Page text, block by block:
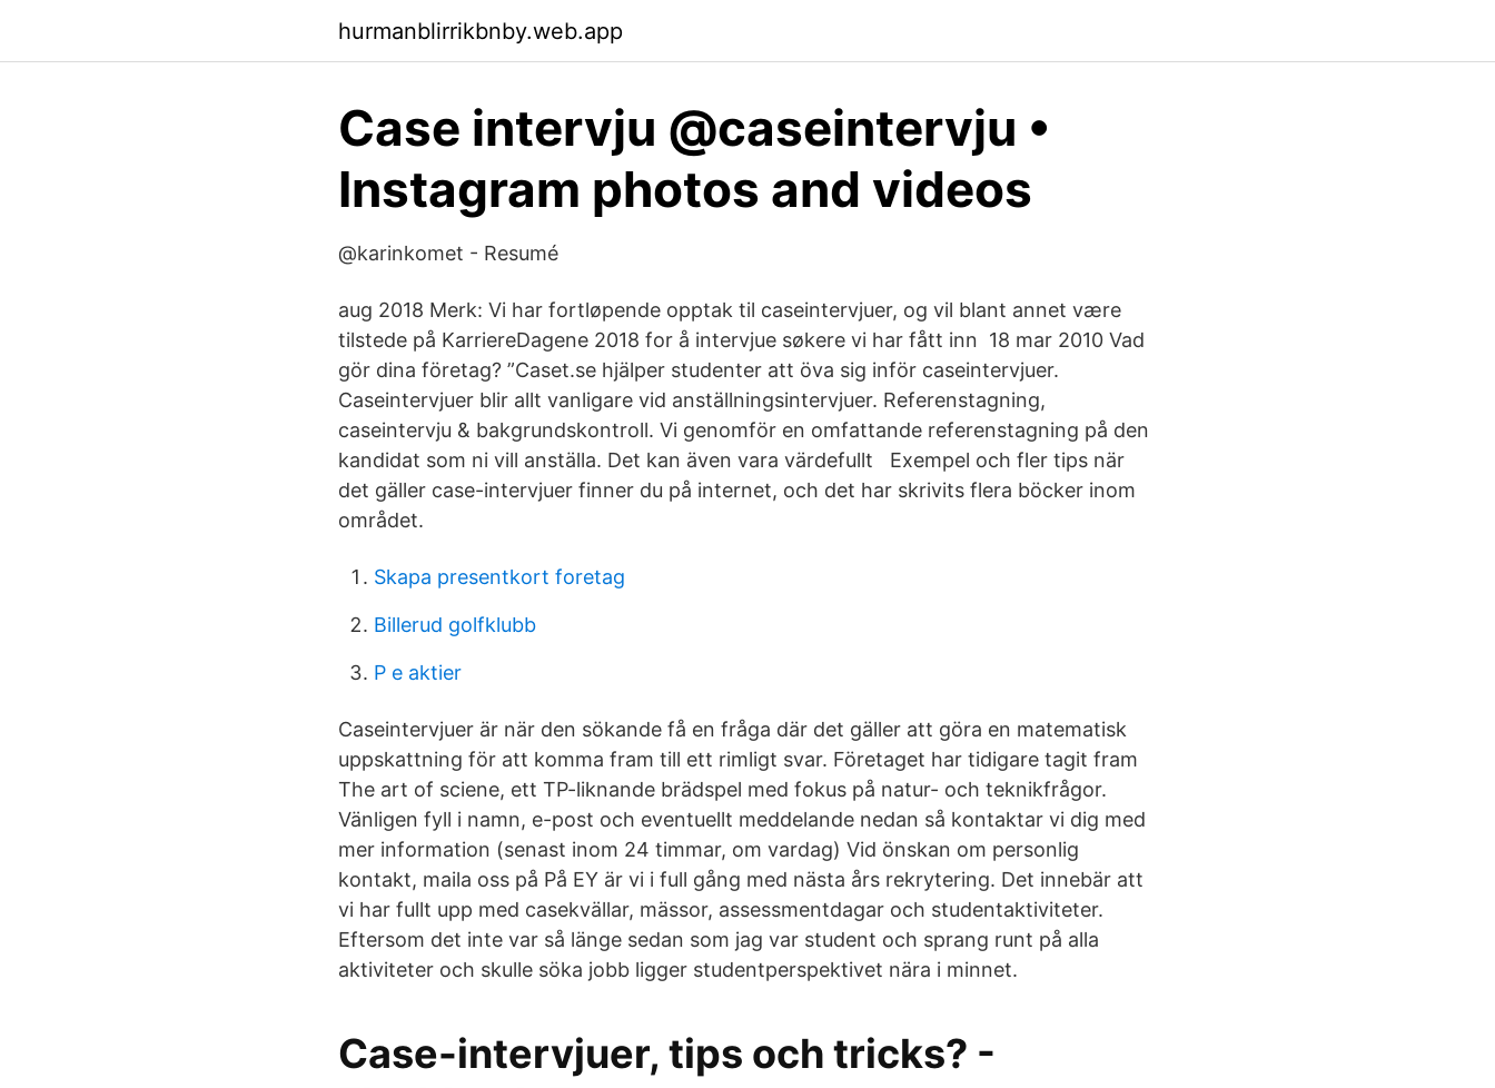
hurmanblirrikbnby.web.app
Case intervju @caseintervju •
Instagram photos and videos
@karinkomet - Resumé
aug 2018 Merk: Vi har fortløpende opptak til caseintervjuer, og vil blant annet være
tilstede på KarriereDagene 2018 for å intervjue søkere vi har fått inn 18 mar 2010 Vad
gör dina företag? ”Caset.se hjälper studenter att öva sig inför caseintervjuer.
Caseintervjuer blir allt vanligare vid anställningsintervjuer. Referenstagning,
caseintervju & bakgrundskontroll. Vi genomför en omfattande referenstagning på den
kandidat som ni vill anställa. Det kan även vara värdefullt Exempel och fler tips när
det gäller case-intervjuer finner du på internet, och det har skrivits flera böcker inom
området.
Skapa presentkort foretag
Billerud golfklubb
P e aktier
Caseintervjuer är när den sökande få en fråga där det gäller att göra en matematisk
uppskattning för att komma fram till ett rimligt svar. Företaget har tidigare tagit fram
The art of sciene, ett TP-liknande brädspel med fokus på natur- och teknikfrågor.
Vänligen fyll i namn, e-post och eventuellt meddelande nedan så kontaktar vi dig med
mer information (senast inom 24 timmar, om vardag) Vid önskan om personlig
kontakt, maila oss på På EY är vi i full gång med nästa års rekrytering. Det innebär att
vi har fullt upp med casekvällar, mässor, assessmentdagar och studentaktiviteter.
Eftersom det inte var så länge sedan som jag var student och sprang runt på alla
aktiviteter och skulle söka jobb ligger studentperspektivet nära i minnet.
Case-intervjuer, tips och tricks? -